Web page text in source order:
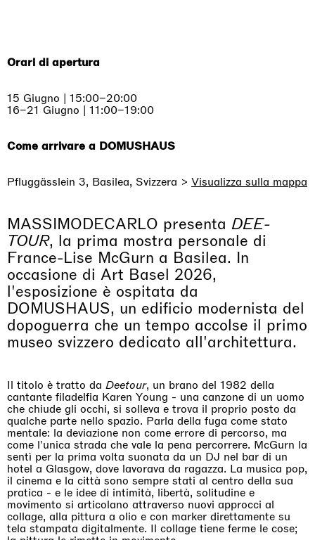
Orari di apertura
15 Giugno | 15:00–20:00
16–21 Giugno | 11:00–19:00
Come arrivare a DOMUSHAUS
Pfluggässlein 3, Basilea, Svizzera > Visualizza sulla mappa
MASSIMODECARLO presenta DEE-
TOUR, la prima mostra personale di
France-Lise McGurn a Basilea. In
occasione di Art Basel 2026,
l'esposizione è ospitata da
DOMUSHAUS, un edificio modernista del
dopoguerra che un tempo accolse il primo
museo svizzero dedicato all'architettura.
Il titolo è tratto da Deetour, un brano del 1982 della
cantante filadelfia Karen Young - una canzone di un uomo
che chiude gli occhi, si solleva e trova il proprio posto da
qualche parte nello spazio. Parla della fuga come stato
mentale: la deviazione non come errore di percorso, ma
come l'unica strada che vale la pena percorrere. McGurn la
sentì per la prima volta suonata da un DJ nel bar di un
hotel a Glasgow, dove lavorava da ragazza. La musica pop,
il cinema e la città sono sempre stati al centro della sua
pratica - e le idee di intimità, libertà, solitudine e
movimento si articolano attraverso nuovi approcci al
collage, alla pittura a olio e con marker direttamente su
tela stampata digitalmente. Il collage tiene ferme le cose;